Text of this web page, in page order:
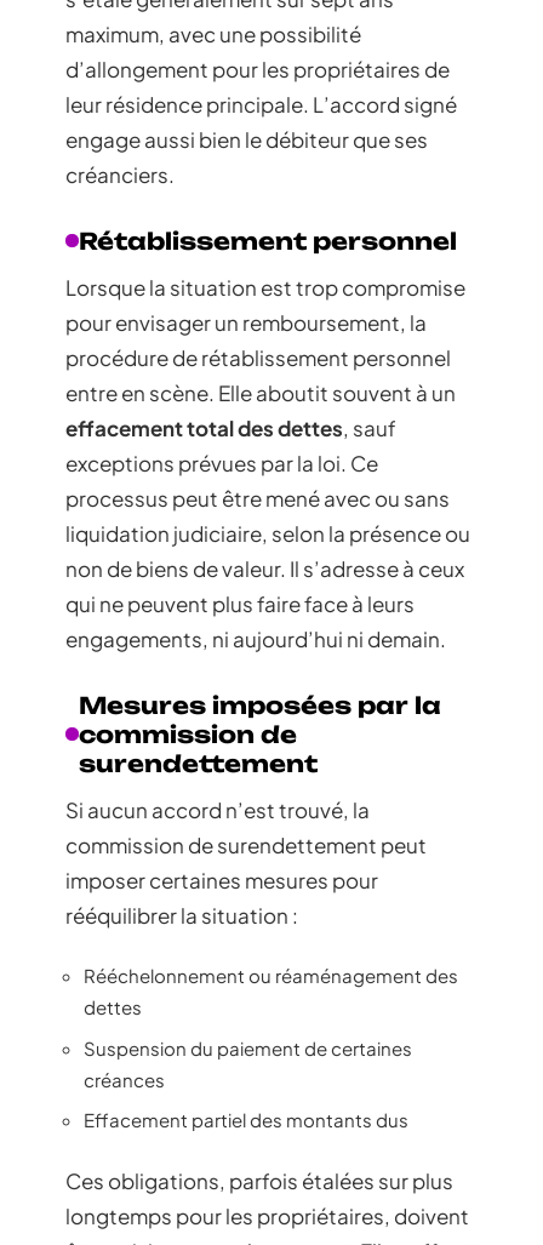
maximum, avec une possibilité
d’allongement pour les propriétaires de
leur résidence principale. L’accord signé
engage aussi bien le débiteur que ses
créanciers.
Rétablissement personnel
Lorsque la situation est trop compromise
pour envisager un remboursement, la
procédure de rétablissement personnel
entre en scène. Elle aboutit souvent à un
effacement total des dettes, sauf
exceptions prévues par la loi. Ce
processus peut être mené avec ou sans
liquidation judiciaire, selon la présence ou
non de biens de valeur. Il s’adresse à ceux
qui ne peuvent plus faire face à leurs
engagements, ni aujourd’hui ni demain.
Mesures imposées par la
commission de
surendettement
Si aucun accord n’est trouvé, la
commission de surendettement peut
imposer certaines mesures pour
rééquilibrer la situation :
Rééchelonnement ou réaménagement des
dettes
Suspension du paiement de certaines
créances
Effacement partiel des montants dus
Ces obligations, parfois étalées sur plus
longtemps pour les propriétaires, doivent